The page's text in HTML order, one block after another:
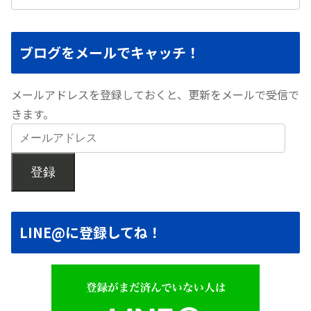
ブログをメールでキャッチ！
メールアドレスを登録しておくと、更新をメールで受信で
きます。
登録
LINE@に登録してね！